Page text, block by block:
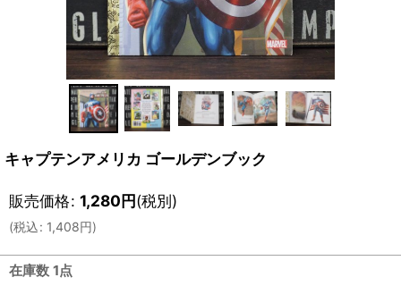
キャプテンアメリカ ゴールデンブック
販売価格: 1,280円(税別)
(税込: 1,408円)
在庫数 1点